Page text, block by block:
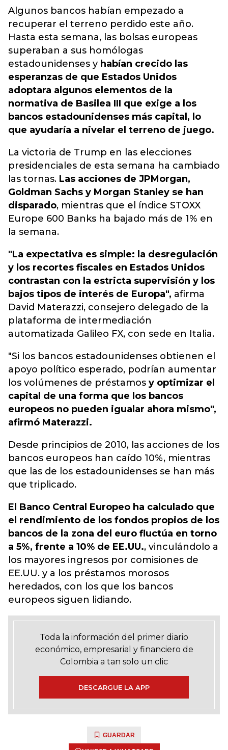
Algunos bancos habían empezado a
recuperar el terreno perdido este año.
Hasta esta semana, las bolsas europeas
superaban a sus homólogas
estadounidenses y habían crecido las
esperanzas de que Estados Unidos
adoptara algunos elementos de la
normativa de Basilea III que exige a los
bancos estadounidenses más capital, lo
que ayudaría a nivelar el terreno de juego.
La victoria de Trump en las elecciones
presidenciales de esta semana ha cambiado
las tornas. Las acciones de JPMorgan,
Goldman Sachs y Morgan Stanley se han
disparado, mientras que el índice STOXX
Europe 600 Banks ha bajado más de 1% en
la semana.
"La expectativa es simple: la desregulación
y los recortes fiscales en Estados Unidos
contrastan con la estricta supervisión y los
bajos tipos de interés de Europa", afirma
David Materazzi, consejero delegado de la
plataforma de intermediación
automatizada Galileo FX, con sede en Italia.
"Si los bancos estadounidenses obtienen el
apoyo político esperado, podrían aumentar
los volúmenes de préstamos y optimizar el
capital de una forma que los bancos
europeos no pueden igualar ahora mismo",
afirmó Materazzi.
Desde principios de 2010, las acciones de los
bancos europeos han caído 10%, mientras
que las de los estadounidenses se han más
que triplicado.
El Banco Central Europeo ha calculado que
el rendimiento de los fondos propios de los
bancos de la zona del euro fluctúa en torno
a 5%, frente a 10% de EE.UU., vinculándolo a
los mayores ingresos por comisiones de
EE.UU. y a los préstamos morosos
heredados, con los que los bancos
europeos siguen lidiando.
Toda la información del primer diario
económico, empresarial y financiero de
Colombia a tan solo un clic
DESCARGUE LA APP
GUARDAR